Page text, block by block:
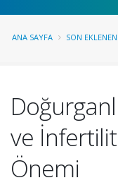
ANA SAYFA SON
ve
Önemi